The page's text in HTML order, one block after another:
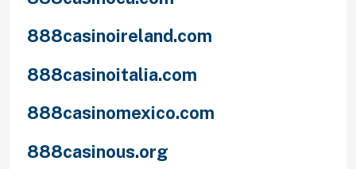
888casinoireland.com
888casinoitalia.com
888casinomexico.com
888casinous.org